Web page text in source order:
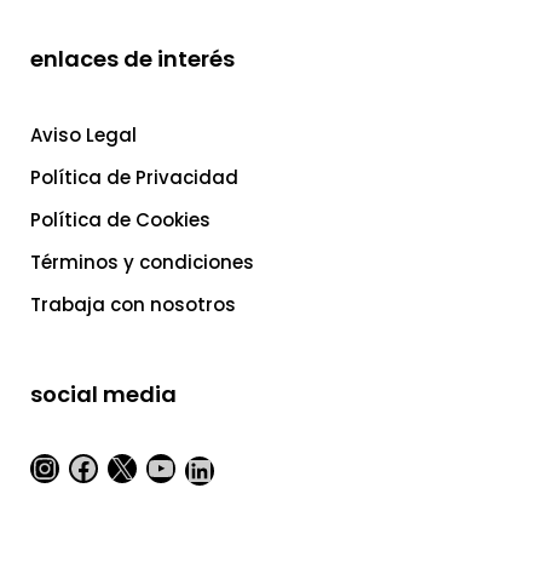
enlaces de interés
Aviso Legal
Política de Privacidad
Política de Cookies
Términos y condiciones
Trabaja con nosotros
social media
Instagram
Facebook
X YouTube
LinkedIn